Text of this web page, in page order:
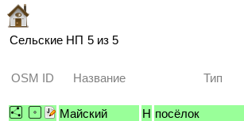
Сельские НП 5 из 5
OSM ID Название Тип
Майский H посёлок